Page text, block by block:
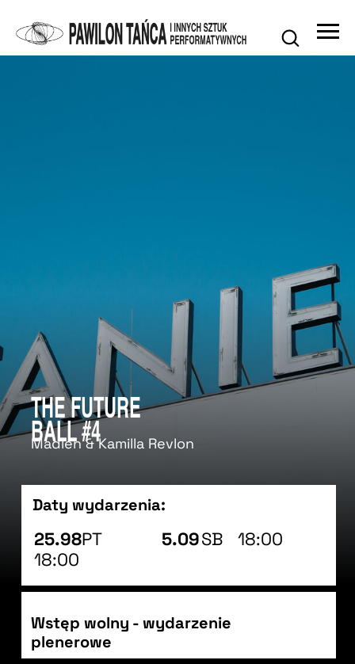
25.98PT
18:00
5.09SB 18:00
Daty wydarzenia:
Wstęp wolny - wydarzenie
plenerowe
Madlen & Kamilla Revlon
The Future
Ball #4